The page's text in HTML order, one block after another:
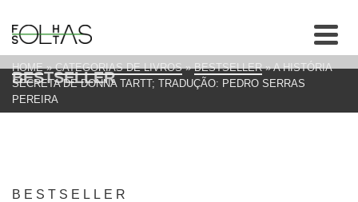
BESTSELLER
HOME » CATEGORIAS DE LIVROS » BESTSELLER » A HISTÓRIA
SECRETA DE DONNA TARTT; TRADUÇÃO: PEDRO SERRAS
PEREIRA
BESTSELLER